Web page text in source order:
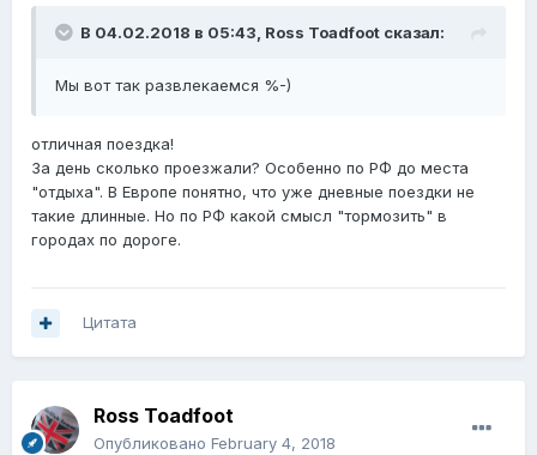
В 04.02.2018 в 05:43, Ross Toadfoot сказал:
Мы вот так развлекаемся %-)
отличная поездка!
За день сколько проезжали? Особенно по РФ до места
"отдыха". В Европе понятно, что уже дневные поездки не
такие длинные. Но по РФ какой смысл "тормозить" в
городах по дороге.
Цитата
Ross Toadfoot
Опубликовано February 4, 2018